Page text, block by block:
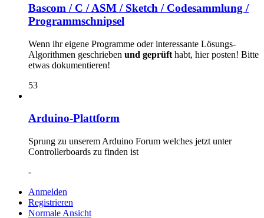
Bascom / C / ASM / Sketch / Codesammlung /
Programmschnipsel
Wenn ihr eigene Programme oder interessante Lösungs-
Algorithmen geschrieben und geprüft habt, hier posten! Bitte
etwas dokumentieren!
53
Arduino-Plattform
Sprung zu unserem Arduino Forum welches jetzt unter
Controllerboards zu finden ist
-
Anmelden
Registrieren
Normale Ansicht